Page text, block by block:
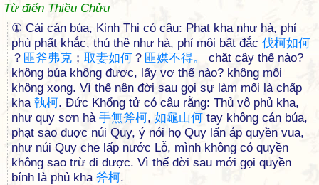
Từ điển Thiều Chửu
① Cái cán búa, Kinh Thi có câu: Phạt kha như hà, phỉ
phù phất khắc, thú thê như hà, phỉ môi bất đắc 伐柯如何
？ 匪斧弗克 ； 取妻如何 ？ 匪媒不得。
chặt cây thế nào?
không búa không được, lấy vợ thế nào? không mối
không xong. Vì thế nên đời sau gọi sự làm mối là chấp
kha 執柯. Ðức Khổng tử có câu rằng: Thủ vô phủ kha,
như quy sơn hà 手無斧柯, 如龜山何 tay không cán búa,
phạt sao đuợc núi Quy, ý nói họ Quy lấn áp quyền vua,
như núi Quy che lấp nước Lỗ, mình không có quyền
không sao trừ đi được. Vì thế đời sau mới gọi quyền
bính là phủ kha 斧柯.